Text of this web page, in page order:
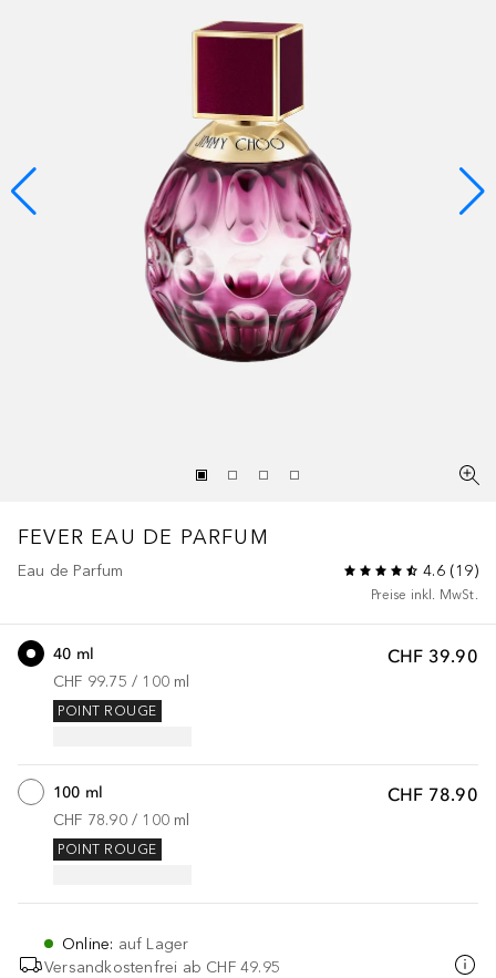
FEVER EAU DE PARFUM
Eau de Parfum 4.6(19)
Preise inkl. MwSt.
CHF 39.90
40 ml
CHF 99.75 / 100 ml
POINT ROUGE
CHF 78.90
100 ml
CHF 78.90 / 100 ml
POINT ROUGE
Online: auf Lager
Versandkostenfrei ab CHF 49.95